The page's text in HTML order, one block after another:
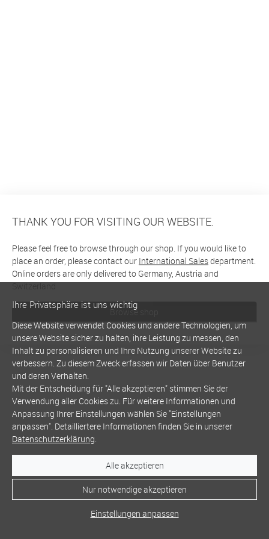
THANK YOU FOR VISITING OUR WEBSITE.
Please feel free to browse through our shop. If you would like to
place an order, please contact our International Salesdepartment.
Online orders are only delivered to Germany, Austria and
Switzerland
Browse shop
Ihre Privatsphäre ist uns wichtig
Diese Website verwendet Cookies und andere Technologien, um
unsere Website sicher zu halten, ihre Leistung zu messen, den
Inhalt zu personalisieren und Ihre Nutzung unserer Website zu
verbessern. Zu diesem Zweck erfassen wir Daten über Benutzer
und deren Verhalten.
Mit der Entscheidung für "Alle akzeptieren" stimmen Sie der
Verwendung aller Cookies zu. Für weitere Informationen und
Anpassung Ihrer Einstellungen wählen Sie "Einstellungen
anpassen". Detailliertere Informationen finden Sie in unserer
Datenschutzerklärung.
Alle akzeptieren
Nur notwendige akzeptieren
Einstellungen anpassen